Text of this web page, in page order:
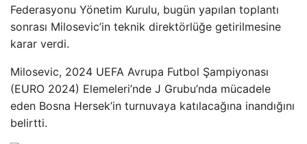
Federasyonu Yönetim Kurulu, bugün yapılan toplantı
sonrası Milosevic’in teknik direktörlüğe getirilmesine
karar verdi.
Milosevic, 2024 UEFA Avrupa Futbol Şampiyonası
(EURO 2024) Elemeleri’nde J Grubu’nda mücadele
eden Bosna Hersek’in turnuvaya katılacağına inandığını
belirtti.